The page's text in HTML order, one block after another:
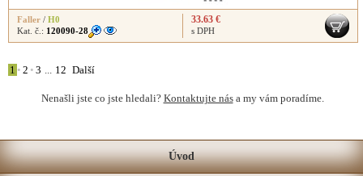
Faller / H0
Kat. č.: 120090-28
33.63 €
s DPH
1 • 2 • 3 ... 12 Další
Nenašli jste co jste hledali? Kontaktujte nása my vám poradíme.
Úvod